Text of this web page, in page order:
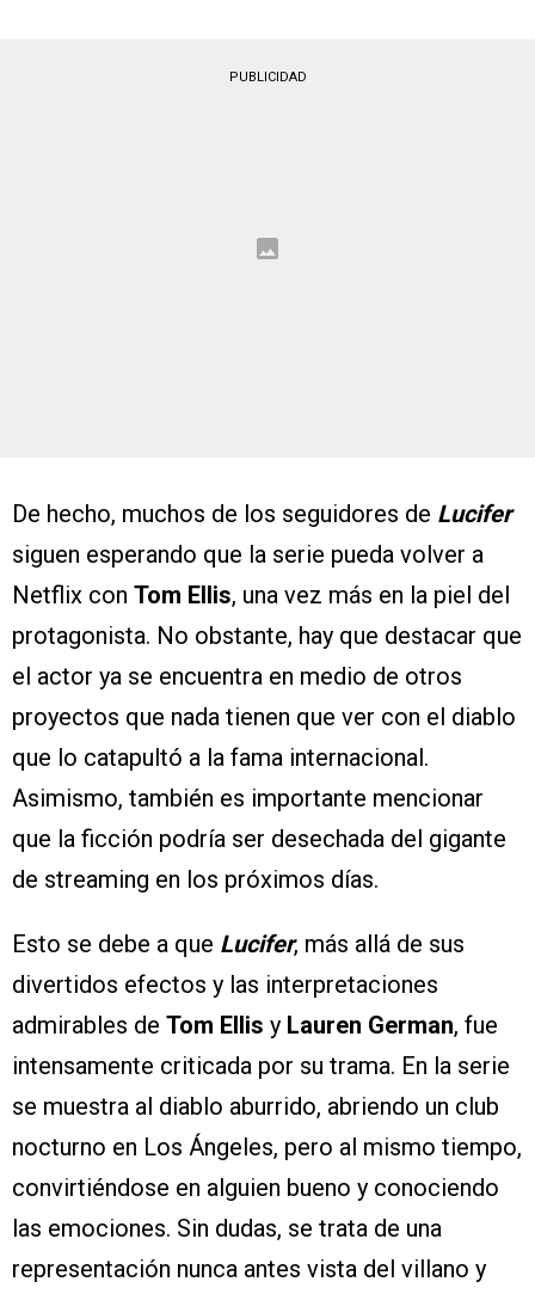
PUBLICIDAD
De hecho, muchos de los seguidores de Lucifer
siguen esperando que la serie pueda volver a
Netflix con Tom Ellis, una vez más en la piel del
protagonista. No obstante, hay que destacar que
el actor ya se encuentra en medio de otros
proyectos que nada tienen que ver con el diablo
que lo catapultó a la fama internacional.
Asimismo, también es importante mencionar
que la ficción podría ser desechada del gigante
de streaming en los próximos días.
Esto se debe a que Lucifer, más allá de sus
divertidos efectos y las interpretaciones
admirables de Tom Ellis y Lauren German, fue
intensamente criticada por su trama. En la serie
se muestra al diablo aburrido, abriendo un club
nocturno en Los Ángeles, pero al mismo tiempo,
convirtiéndose en alguien bueno y conociendo
las emociones. Sin dudas, se trata de una
representación nunca antes vista del villano y